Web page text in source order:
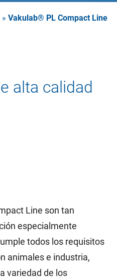
» Vakulab® PL Compact Line
alta calidad
Line son tan
especialmente
todos los requisitos
animales e industria,
variedad de los